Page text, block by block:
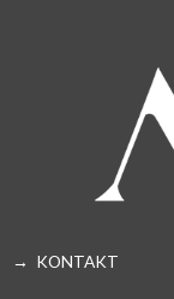
→ KONTAKT